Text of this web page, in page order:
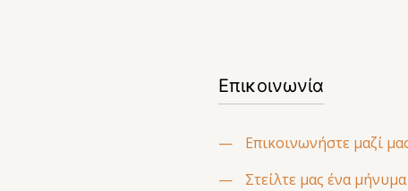
Επικοινωνία
—
Επικοινωνήστε μαζί
—
Στείλτε μας ένα μήνυμα